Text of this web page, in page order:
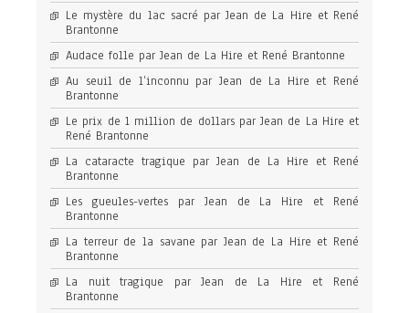
Le mystère du lac sacré par Jean de La Hire et René
Brantonne
Audace folle par Jean de La Hire et René Brantonne
Au seuil de l’inconnu par Jean de La Hire et René
Brantonne
Le prix de 1 million de dollars par Jean de La Hire et
René Brantonne
La cataracte tragique par Jean de La Hire et René
Brantonne
Les gueules-vertes par Jean de La Hire et René
Brantonne
La terreur de la savane par Jean de La Hire et René
Brantonne
La nuit tragique par Jean de La Hire et René
Brantonne